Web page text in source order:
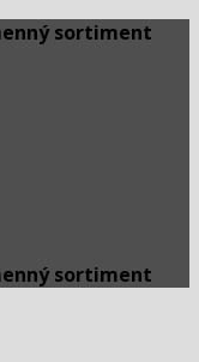
sortiment
sortiment